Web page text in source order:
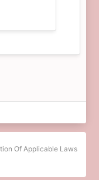
Of Applicable Laws